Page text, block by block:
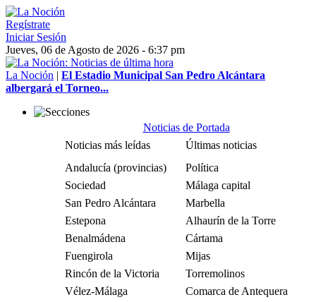
Regístrate
Iniciar Sesión
Jueves, 06 de Agosto de 2026 - 6:37 pm
La Noción | El Estadio Municipal San Pedro Alcántara
albergará el Torneo...
Noticias de Portada
Noticias más leídas
Últimas noticias
Andalucía (provincias)
Política
Sociedad
Málaga capital
San Pedro Alcántara
Marbella
Estepona
Alhaurín de la Torre
Benalmádena
Cártama
Fuengirola
Mijas
Rincón de la Victoria
Torremolinos
Vélez-Málaga
Comarca de Antequera